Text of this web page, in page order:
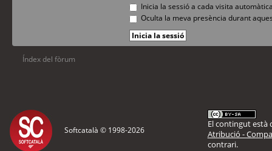
Inicia la sessió a cada visita
Oculta la meva presència durant
Índex del fòrum
Softcatalà © 1998-2026
El contingut està
Atribució -
contrari.